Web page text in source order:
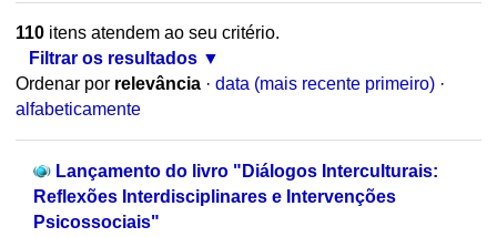
110itens atendem ao seu critério.
Filtrar os resultados
Ordenar por relevância · data (mais recente primeiro) ·
alfabeticamente
Lançamento do livro "Diálogos Interculturais:
Reflexões Interdisciplinares e Intervenções
Psicossociais"